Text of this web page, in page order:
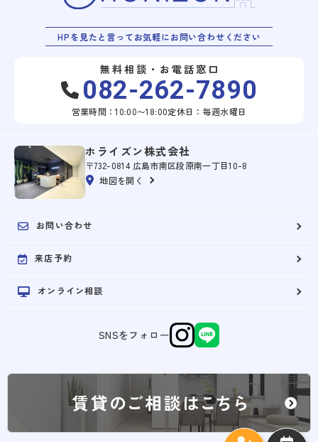
HPを見たと言ってお気軽にお問い合わせください
無料相談・お電話窓口
082-262-7890
営業時間：10:00〜18:00定休日：毎週水曜日
ホライズン株式会社
〒732-0814 広島市南区段原南一丁目10-8
地図を開く
お問い合わせ
来店予約
オンライン相談
SNSをフォロー